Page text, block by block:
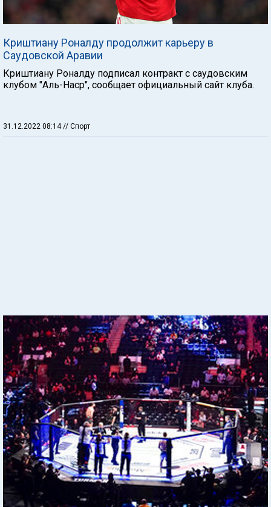
Криштиану Роналду продолжит карьеру в
Саудовской Аравии
Криштиану Роналду подписал контракт с саудовским
клубом "Аль-Наср", сообщает официальный сайт клуба.
31.12.2022 08:14// Спорт